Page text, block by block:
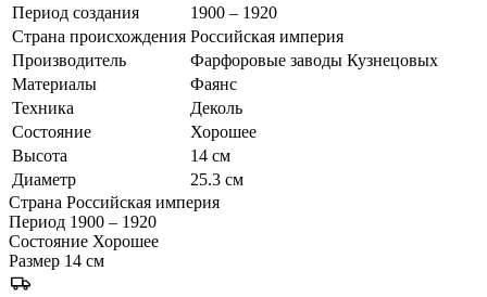
Период создания
1900 – 1920
Страна происхождения Российская империя
Производитель
Фарфоровые заводы Кузнецовых
Материалы
Фаянс
Техника
Деколь
Состояние
Хорошее
Высота
14 см
Диаметр
25.3 см
Страна Российская империя
Период 1900 – 1920
Состояние Хорошее
Размер 14 см